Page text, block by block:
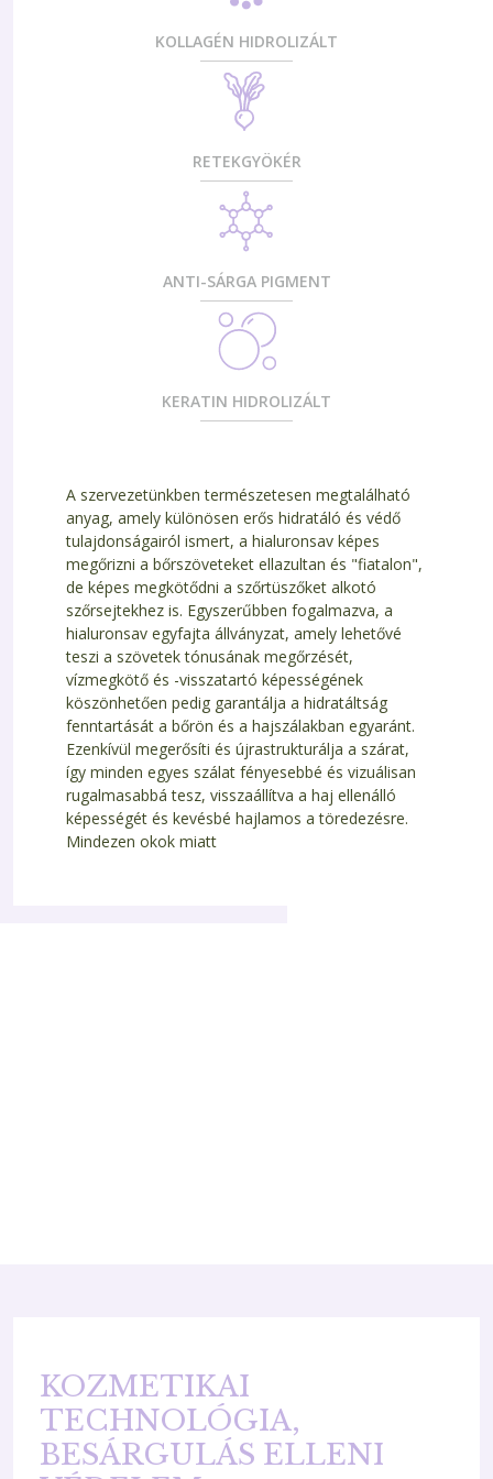
KOLLAGÉN HIDROLIZÁLT
RETEKGYÖKÉR
ANTI-SÁRGA PIGMENT
KERATIN HIDROLIZÁLT
A szervezetünkben természetesen megtalálható
anyag, amely különösen erős hidratáló és védő
tulajdonságairól ismert, a hialuronsav képes
megőrizni a bőrszöveteket ellazultan és "fiatalon",
de képes megkötődni a szőrtüszőket alkotó
szőrsejtekhez is. Egyszerűbben fogalmazva, a
hialuronsav egyfajta állványzat, amely lehetővé
teszi a szövetek tónusának megőrzését,
vízmegkötő és -visszatartó képességének
köszönhetően pedig garantálja a hidratáltság
fenntartását a bőrön és a hajszálakban egyaránt.
Ezenkívül megerősíti és újrastrukturálja a szárat,
így minden egyes szálat fényesebbé és vizuálisan
rugalmasabbá tesz, visszaállítva a haj ellenálló
képességét és kevésbé hajlamos a töredezésre.
Mindezen okok miatt
KOZMETIKAI
TECHNOLÓGIA,
BESÁRGULÁS ELLENI